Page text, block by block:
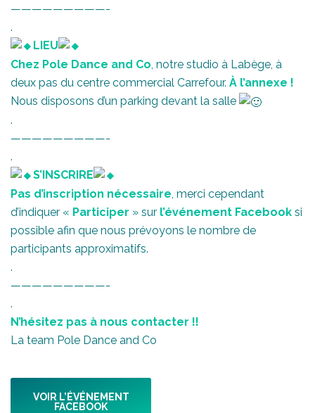
—————————-
.
LIEU
Chez Pole Dance and Co, notre studio à Labège, à
deux pas du centre commercial Carrefour. À l’annexe !
Nous disposons d’un parking devant la salle
.
—————————-
.
S’INSCRIRE
Pas d’inscription nécessaire, merci cependant
d’indiquer « Participer » sur l’événement Facebook si
possible afin que nous prévoyons le nombre de
participants approximatifs.
.
—————————-
.
N’hésitez pas à nous contacter !!
La team Pole Dance and Co
VOIR L’ÉVÉNEMENT
FACEBOOK